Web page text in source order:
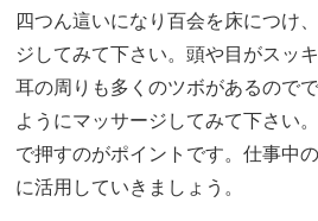
四つん這いになり百会を床につけ
ジしてみて下さい。頭や目がスッキ
耳の周りも多くのツボがあるので
ようにマッサージしてみて下さい
で押すのがポイントです。仕事中
に活用していきましょう。